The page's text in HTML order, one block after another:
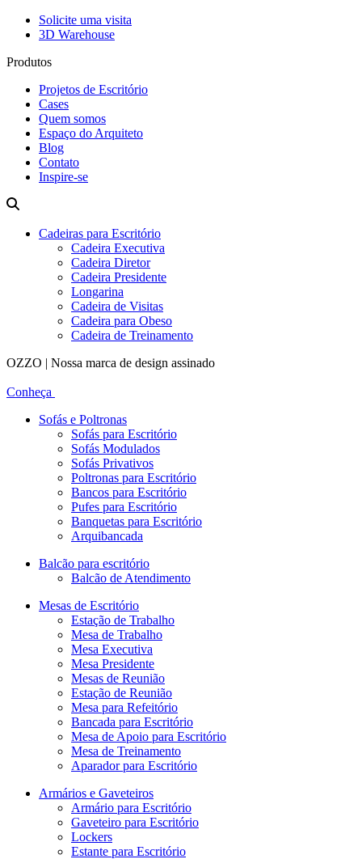
Solicite uma visita
3D Warehouse
Produtos
Projetos de Escritório
Cases
Quem somos
Espaço do Arquiteto
Blog
Contato
Inspire-se
Cadeiras para Escritório
Cadeira Executiva
Cadeira Diretor
Cadeira Presidente
Longarina
Cadeira de Visitas
Cadeira para Obeso
Cadeira de Treinamento
OZZO | Nossa marca de design assinado
Conheça
Sofás e Poltronas
Sofás para Escritório
Sofás Modulados
Sofás Privativos
Poltronas para Escritório
Bancos para Escritório
Pufes para Escritório
Banquetas para Escritório
Arquibancada
Balcão para escritório
Balcão de Atendimento
Mesas de Escritório
Estação de Trabalho
Mesa de Trabalho
Mesa Executiva
Mesa Presidente
Mesas de Reunião
Estação de Reunião
Mesa para Refeitório
Bancada para Escritório
Mesa de Apoio para Escritório
Mesa de Treinamento
Aparador para Escritório
Armários e Gaveteiros
Armário para Escritório
Gaveteiro para Escritório
Lockers
Estante para Escritório